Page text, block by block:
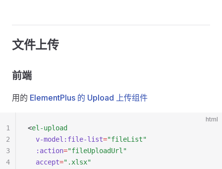
文件上传
前端
用的 ElementPlus 的 Upload 上传组件
html
<el-upload
  v-model:file-list
="fileList"
  :action
="fileUploadUrl"
  accept
=".xlsx"
1
2
3
4